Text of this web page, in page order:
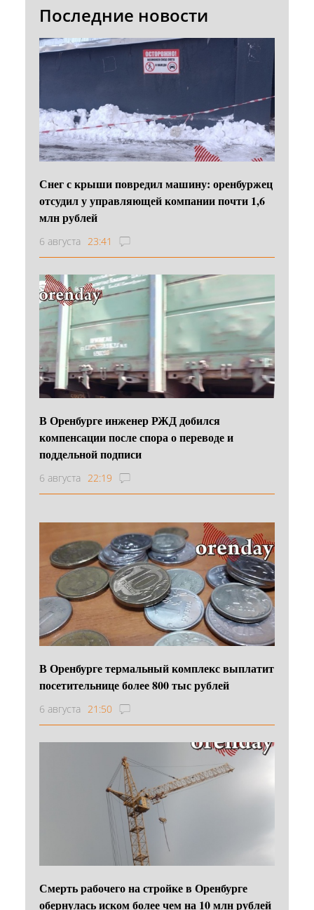
Последние новости
Снег с крыши повредил машину: оренбуржец
отсудил у управляющей компании почти 1,6
млн рублей
6 августа 23:41
В Оренбурге инженер РЖД добился
компенсации после спора о переводе и
поддельной подписи
6 августа 22:19
В Оренбурге термальный комплекс выплатит
посетительнице более 800 тыс рублей
6 августа 21:50
Смерть рабочего на стройке в Оренбурге
обернулась иском более чем на 10 млн рублей